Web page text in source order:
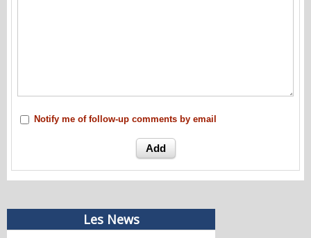
Notify me of follow-up comments by email
Les News